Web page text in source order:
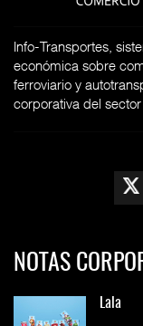
Info-Transportes,
económica sobre
ferroviario y
corporativa del
NOTAS
Lala